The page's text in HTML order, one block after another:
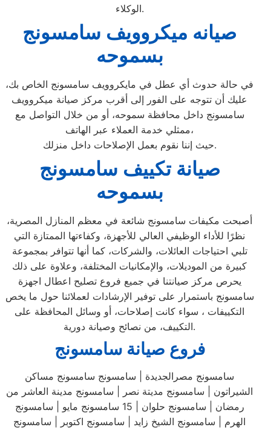
الوكلاء.
صيانه ميكروويف سامسونج
بسموحه
في حالة حدوث أي عطل في مايكروويف سامسونج الخاص بك،
عليك أن تتوجه على الفور إلى أقرب مركز صيانة ميكروويف
سامسونج داخل محافظة سموحه، أو من خلال التواصل مع
ممثلي خدمة العملاء عبر الهاتف،
حيث إننا نقوم بعمل الإصلاحات داخل منزلك.
صيانة تكييف سامسونج
بسموحه
أصبحت مكيفات سامسونج شائعة في معظم المنازل المصرية،
نظرًا للأداء الوظيفي العالي للأجهزة، وكفاءتها الممتازة التي
تلبي احتياجات العائلات، والشركات، كما أنها تتوافر بمجموعة
كبيرة من الموديلات، والإمكانيات المختلفة، وعلاوة على ذلك
يحرص مركز صيانتنا في جميع فروع تصليح اعطال اجهزة
سامسونج باستمرار على توفير الإرشادات لعملائنا حول ما يخص
التكييفات ، سواء كانت إصلاحات، أو وسائل المحافظة على
التكييف، من نصائح وصيانة دورية.
فروع صيانة سامسونج
سامسونج مصرالجديدة | سامسونج سامسونج مساكن
الشيراتون | سامسونج مديتة نصر | سامسونج مدينة العاشر من
رمضان | سامسونج حلوان | 15 سامسونج مايو | سامسونج
الهرم | سامسونج الشيخ زايد | سامسونج اكتوبر | سامسونج